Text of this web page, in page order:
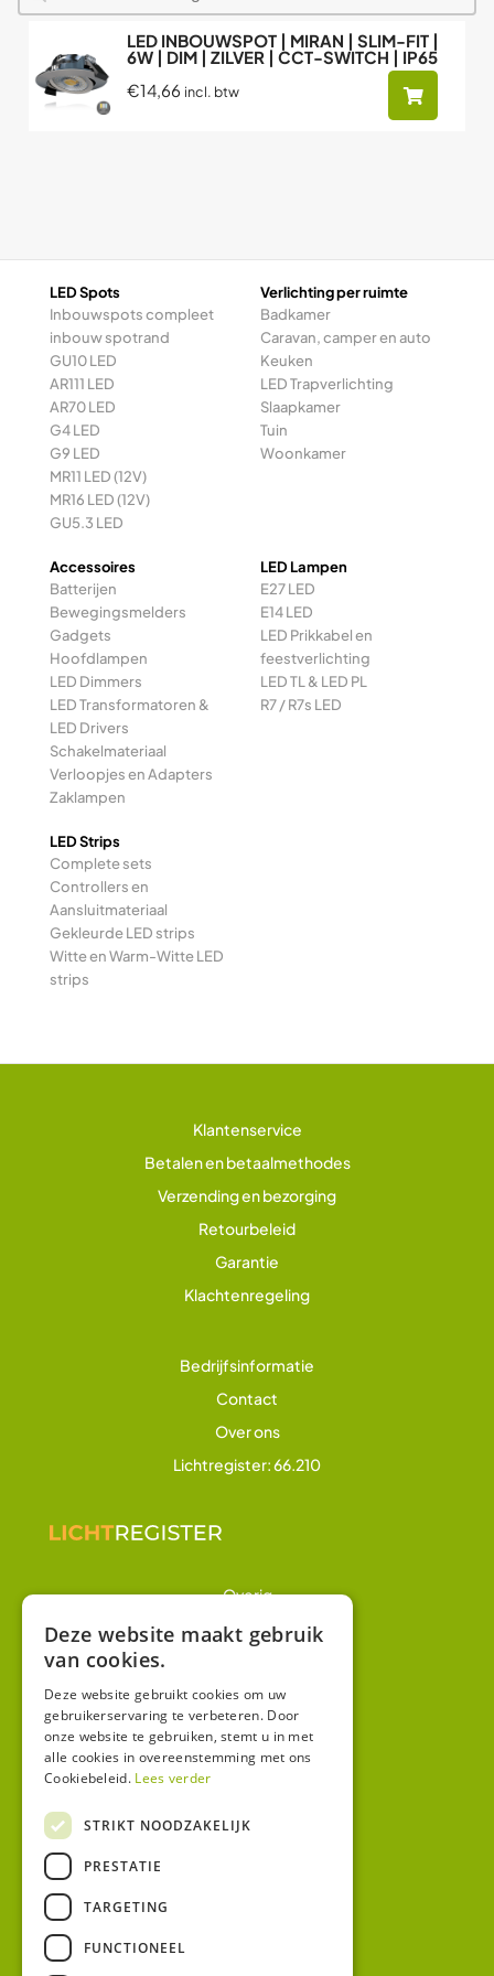
LED INBOUWSPOT | MIRAN | SLIM-FIT |
6W | DIM | ZILVER | CCT-SWITCH | IP65
€14,66 incl. btw
LED Spots
Inbouwspots compleet
inbouw spotrand
GU10 LED
AR111 LED
AR70 LED
G4 LED
G9 LED
MR11 LED (12V)
MR16 LED (12V)
GU5.3 LED
Verlichting per ruimte
Badkamer
Caravan, camper en auto
Keuken
LED Trapverlichting
Slaapkamer
Tuin
Woonkamer
Accessoires
Batterijen
Bewegingsmelders
Gadgets
Hoofdlampen
LED Dimmers
LED Transformatoren &
LED Drivers
Schakelmateriaal
Verloopjes en Adapters
Zaklampen
LED Lampen
E27 LED
E14 LED
LED Prikkabel en
feestverlichting
LED TL & LED PL
R7 / R7s LED
LED Strips
Complete sets
Controllers en
Aansluitmateriaal
Gekleurde LED strips
Witte en Warm-Witte LED
strips
Klantenservice
Betalen en betaalmethodes
Verzending en bezorging
Retourbeleid
Garantie
Klachtenregeling
Bedrijfsinformatie
Contact
Over ons
Lichtregister: 66.210
Overig
Winkel
Algemene voorwaarden
Privacy
Bezoekadres:
Deze website maakt gebruik
van cookies.
Deze website gebruikt cookies om uw
gebruikerservaring te verbeteren. Door
onze website te gebruiken, stemt u in met
alle cookies in overeenstemming met ons
Cookiebeleid. Lees verder
STRIKT NOODZAKELIJK
PRESTATIE
TARGETING
FUNCTIONEEL